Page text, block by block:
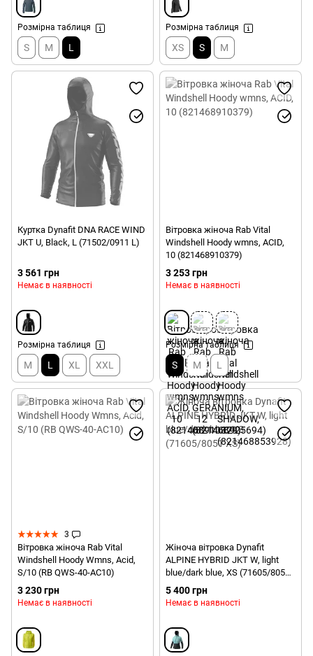
Розмірна таблиця
S M L
Розмірна таблиця
XS S M
Куртка Dynafit DNA RACE WIND
JKT U, Black, L (71502/0911 L)
3 561 грн
Немає в наявності
Розмірна таблиця
M L XL XXL
Вітровка жіноча Rab Vital
Windshell Hoody wmns, ACID,
10 (821468910379)
3 253 грн
Немає в наявності
Розмірна таблиця
S M L
3
Вітровка жіноча Rab Vital
Windshell Hoody Wmns, Acid,
S/10 (RB QWS-40-AC10)
3 230 грн
Немає в наявності
Жіноча вітровка Dynafit
ALPINE HYBRID JKT W, light
blue/dark blue, XS (71605/8051
XS)
5 400 грн
Немає в наявності